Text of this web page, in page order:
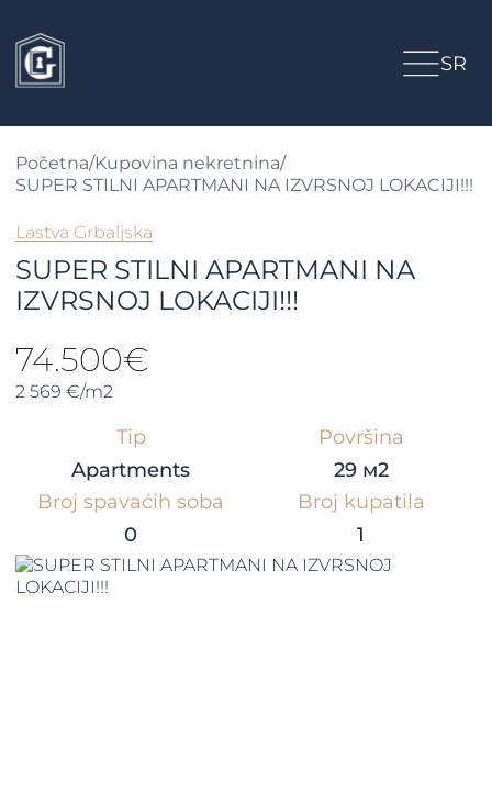
SR
Početna/Kupovina nekretnina/
SUPER STILNI APARTMANI NA IZVRSNOJ LOKACIJI!!!
Lastva Grbaljska
SUPER STILNI APARTMANI NA
IZVRSNOJ LOKACIJI!!!
74.500€
2 569 €/m2
Tip
Apartments
Površina
29 м2
Broj spavaćih soba
0
Broj kupatila
1